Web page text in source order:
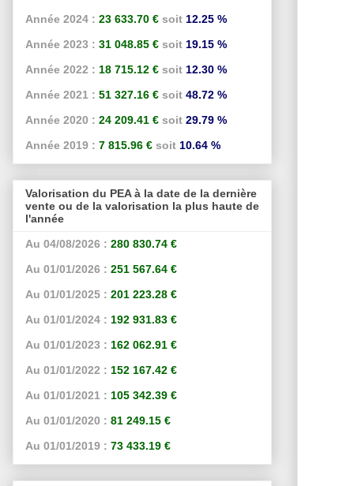
Année 2024 : 23 633.70 € soit 12.25 %
Année 2023 : 31 048.85 € soit 19.15 %
Année 2022 : 18 715.12 € soit 12.30 %
Année 2021 : 51 327.16 € soit 48.72 %
Année 2020 : 24 209.41 € soit 29.79 %
Année 2019 : 7 815.96 € soit 10.64 %
Valorisation du PEA à la date de la dernière
vente ou de la valorisation la plus haute de
l'année
Au 04/08/2026 : 280 830.74 €
Au 01/01/2026 : 251 567.64 €
Au 01/01/2025 : 201 223.28 €
Au 01/01/2024 : 192 931.83 €
Au 01/01/2023 : 162 062.91 €
Au 01/01/2022 : 152 167.42 €
Au 01/01/2021 : 105 342.39 €
Au 01/01/2020 : 81 249.15 €
Au 01/01/2019 : 73 433.19 €